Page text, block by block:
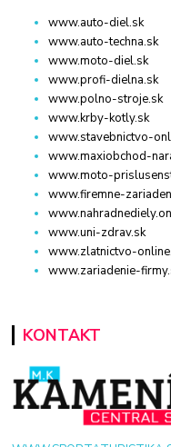
www.auto-diel.sk
www.auto-techna.sk
www.moto-diel.sk
www.profi-dielna.sk
www.polno-stroje.sk
www.krby-kotly.sk
www.stavebnictvo-
www.maxiobchod-
www.moto-
www.firemne-
www.uni-zdrav.sk
www.zlatnictvo-
www.zariadenie-
KONTAKT